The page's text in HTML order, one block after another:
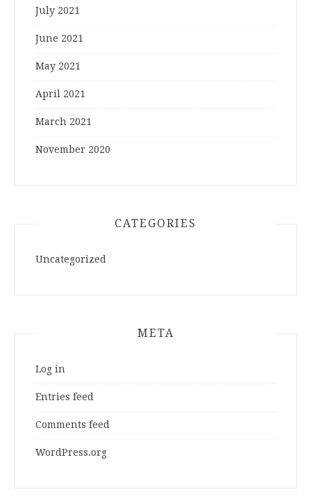
July 2021
June 2021
May 2021
April 2021
March 2021
November 2020
CATEGORIES
Uncategorized
META
Log in
Entries feed
Comments feed
WordPress.org